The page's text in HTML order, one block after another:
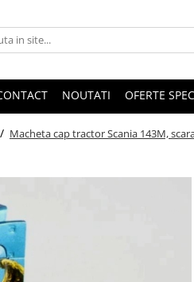
NOUTATI OFERTE
Macheta cap tractor Scania 143M,